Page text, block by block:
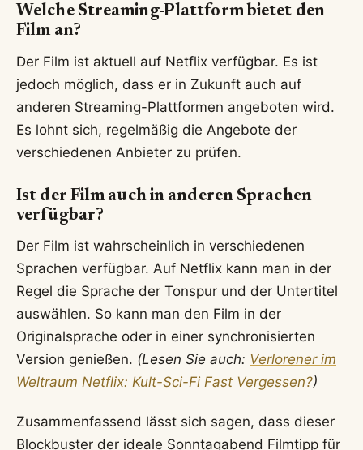
Welche Streaming-Plattform bietet den
Film an?
Der Film ist aktuell auf Netflix verfügbar. Es ist
jedoch möglich, dass er in Zukunft auch auf
anderen Streaming-Plattformen angeboten wird.
Es lohnt sich, regelmäßig die Angebote der
verschiedenen Anbieter zu prüfen.
Ist der Film auch in anderen Sprachen
verfügbar?
Der Film ist wahrscheinlich in verschiedenen
Sprachen verfügbar. Auf Netflix kann man in der
Regel die Sprache der Tonspur und der Untertitel
auswählen. So kann man den Film in der
Originalsprache oder in einer synchronisierten
Version genießen. (Lesen Sie auch: Verlorener im
Weltraum Netflix: Kult-Sci-Fi Fast Vergessen?)
Zusammenfassend lässt sich sagen, dass dieser
Blockbuster der ideale Sonntagabend Filmtipp für